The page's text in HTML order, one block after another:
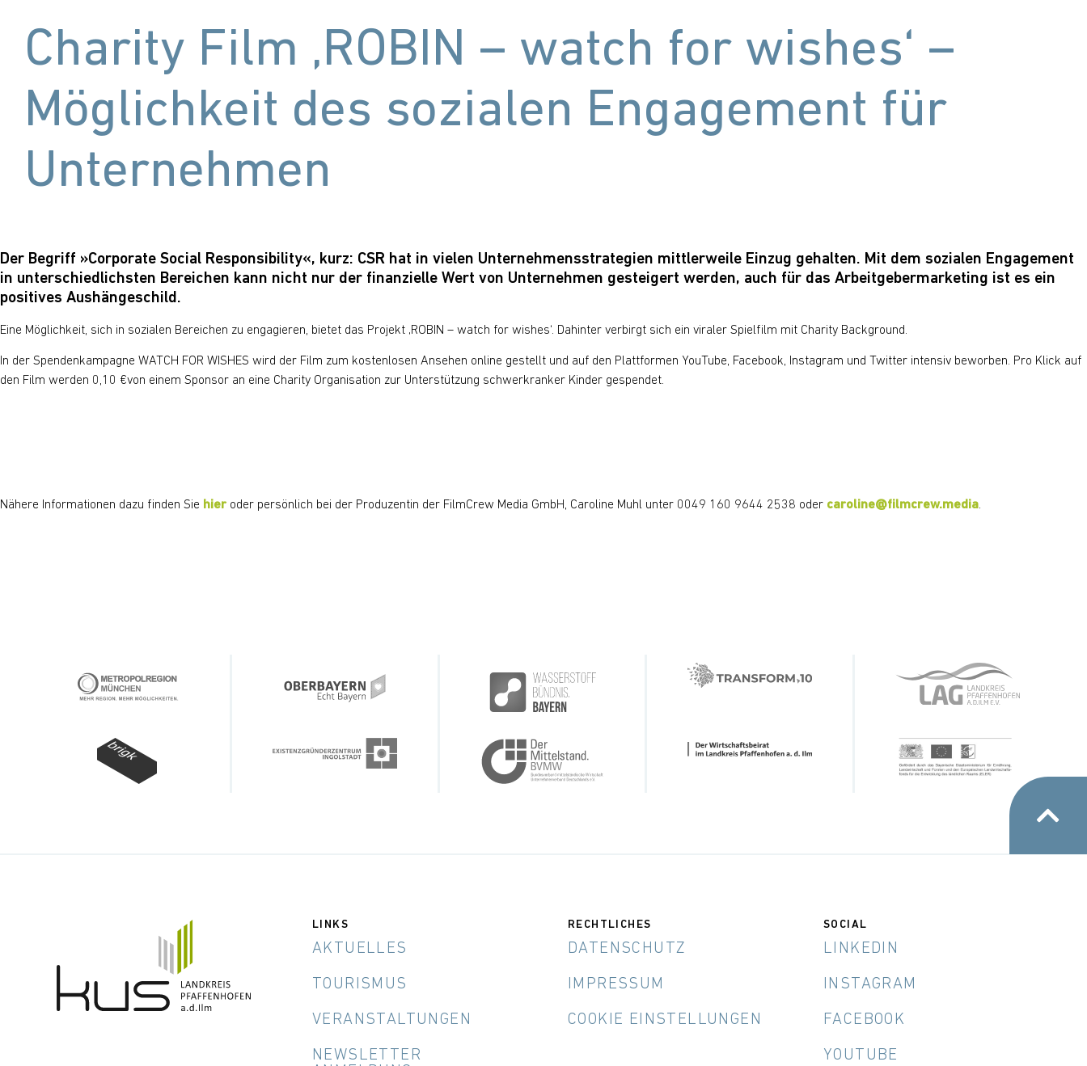
Charity Film ‚ROBIN – watch for wishes‘ –
Möglichkeit des sozialen Engagement für
Unternehmen
Der Begriff »Corporate Social Responsibility«, kurz: CSR hat in vielen Unternehmensstrategien mittlerweile Einzug gehalten. Mit dem sozialen Engagement
in unterschiedlichsten Bereichen kann nicht nur der finanzielle Wert von Unternehmen gesteigert werden, auch für das Arbeitgebermarketing ist es ein
positives Aushängeschild.
Eine Möglichkeit, sich in sozialen Bereichen zu engagieren, bietet das Projekt ‚ROBIN – watch for wishes‘. Dahinter verbirgt sich ein viraler Spielfilm mit Charity Background.
In der Spendenkampagne WATCH FOR WISHES wird der Film zum kostenlosen Ansehen online gestellt und auf den Plattformen YouTube, Facebook, Instagram und Twitter intensiv beworben. Pro Klick auf
den Film werden 0,10 €von einem Sponsor an eine Charity Organisation zur Unterstützung schwerkranker Kinder gespendet.
Nähere Informationen dazu finden Sie hier oder persönlich bei der Produzentin der FilmCrew Media GmbH, Caroline Muhl unter 0049 160 9644 2538 oder caroline@filmcrew.media.
LINKS
AKTUELLES
TOURISMUS
VERANSTALTUNGEN
NEWSLETTER
RECHTLICHES
DATENSCHUTZ
IMPRESSUM
COOKIE EINSTELLUNGEN
SOCIAL
LINKEDIN
INSTAGRAM
FACEBOOK
YOUTUBE